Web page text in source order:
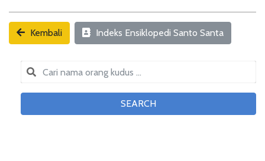
Kembali Indeks Ensiklopedi Santo Santa
SEARCH